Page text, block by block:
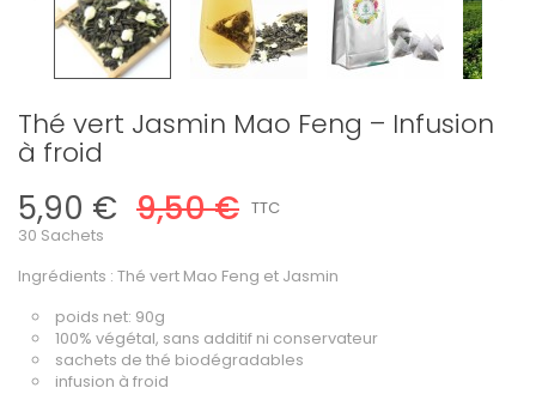
Thé vert Jasmin Mao Feng – Infusion
à froid
9,50 €
5,90 €
TTC
30 Sachets
Ingrédients : Thé vert Mao Feng et Jasmin
poids net: 90g
100% végétal, sans additif ni conservateur
sachets de thé biodégradables
infusion à froid